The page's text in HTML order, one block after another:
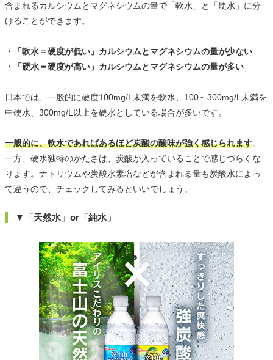
含まれるカルシウムとマグネシウムの量で「軟水」と「硬水」に分
けることができます。
・「軟水＝硬度が低い」カルシウムとマグネシウムの量が少ない
・「硬水＝硬度が高い」カルシウムとマグネシウムの量が多い
日本では、一般的に硬度100mg/L未満を軟水、100～300mg/L未満を
中硬水、300mg/L以上を硬水としている場合が多いです。
一般的に、軟水であればあるほど炭酸の酸味が強く感じられます。
一方、硬水独特のかたさは、炭酸が入っていることで感じづらくな
ります。ナトリウムや炭酸水素塩などが含まれる量も炭酸水によっ
て違うので、チェックしてみるといいでしょう。
▼「天然水」or「純水」